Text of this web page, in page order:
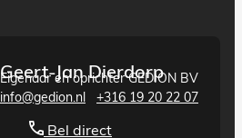
Geert-Jan Dierdorp
Eigenaar en oprichter GEDION BV
info@gedion.nl
+316 19 20 22 07
Bel direct